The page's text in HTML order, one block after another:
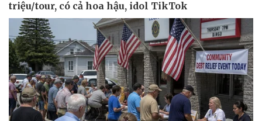
Thể thao
Bóng đá
Lịch thi đấu bóng đá
Ô tô - Xe máy
Ô tô
Xe máy